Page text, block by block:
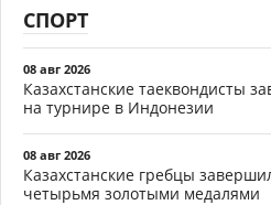
СПОРТ
08 авг 2026
Казахстанские таеквондисты
на турнире в Индонезии
08 авг 2026
Казахстанские гребцы
четырьмя золотыми медалями